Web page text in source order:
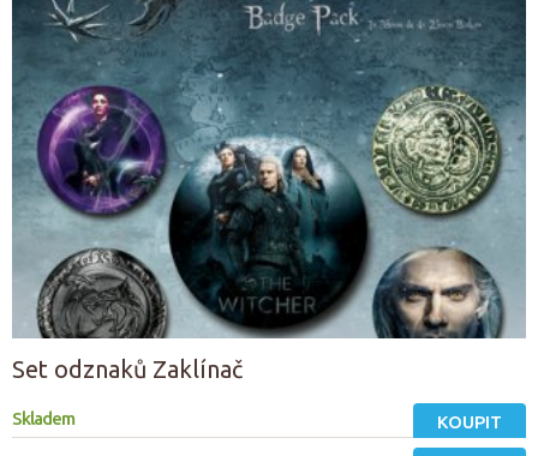
Set odznaků Zaklínač
Skladem KOUPIT